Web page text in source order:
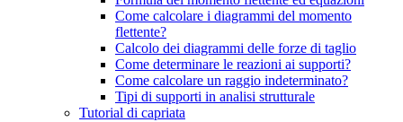
Come calcolare i diagrammi del momento
flettente?
Calcolo dei diagrammi delle forze di taglio
Come determinare le reazioni ai supporti?
Come calcolare un raggio indeterminato?
Tipi di supporti in analisi strutturale
Tutorial di capriata